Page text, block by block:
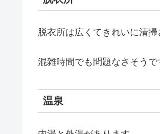
脱衣所は広くてきれいに清
混雑時間でも問題なさそうで
温泉